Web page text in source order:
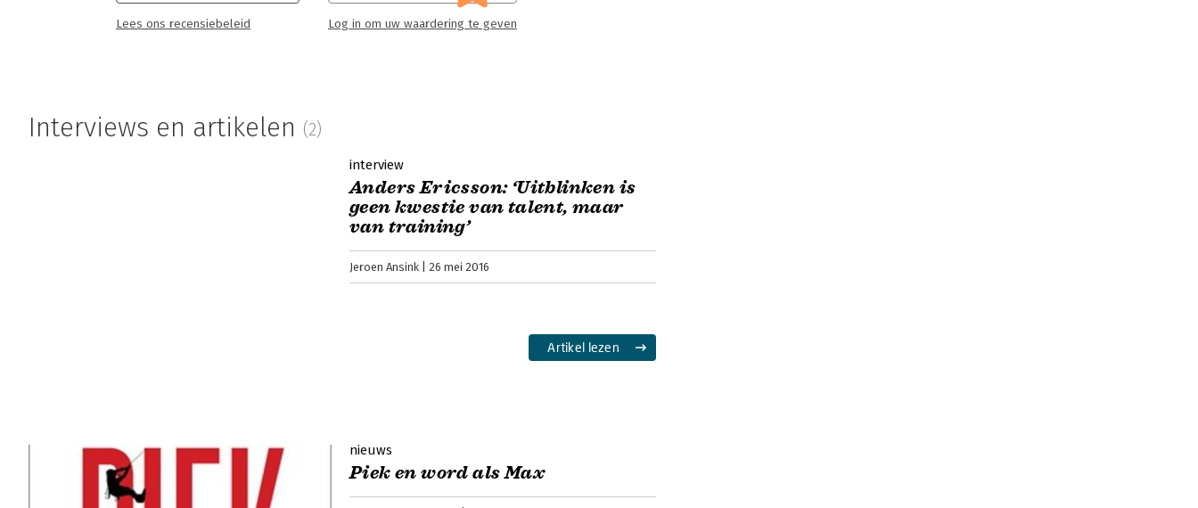
Lees ons recensiebeleid Log in om uw waardering te geven
Interviews en artikelen (2)
interview
Anders Ericsson: ‘Uitblinken is
geen kwestie van talent, maar
van training’
Jeroen Ansink 26 mei 2016
Artikel lezen
nieuws
Piek en word als Max